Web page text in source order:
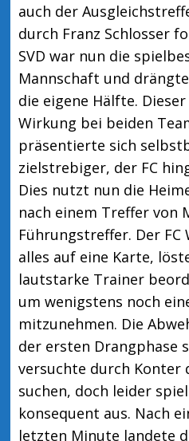
auch der
durch Franz Schlosser
SVD war nun die
Mannschaft und
die eigene Hälfte.
Wirkung bei beiden
präsentierte sich
zielstrebiger, der FC
Dies nutzt nun die
nach einem Treffer von
Führungstreffer. Der FC
alles auf eine Karte,
lautstarke Trainer
um wenigstens noch
mitzunehmen. Die
der ersten Drangphase
versuchte durch Konter
suchen, doch leider
konsequent aus. Nach
letzten Minute landete